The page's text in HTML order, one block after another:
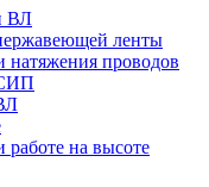
ВЛ
ленты
натяжения проводов
работе на высоте